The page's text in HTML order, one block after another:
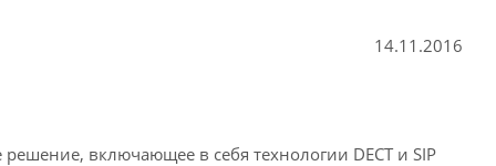
14.11.2016
включающее в себя технологии DECT и SIP